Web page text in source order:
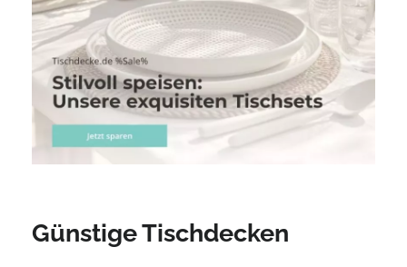
Günstige Tischdecken